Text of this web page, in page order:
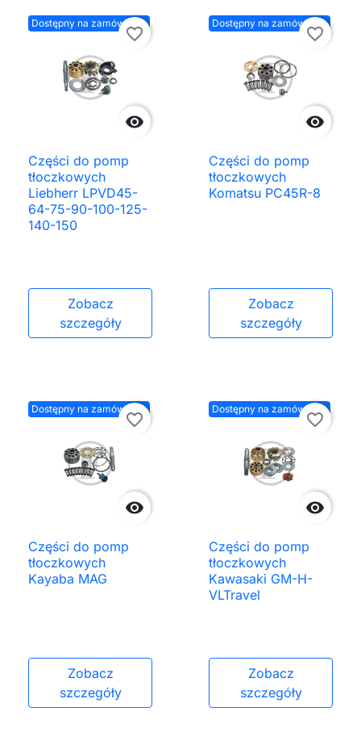
Dostępny na zamówienie

favorite_border
Części do pomp
tłoczkowych
Liebherr LPVD45-
64-75-90-100-125-
140-150
Zobacz
szczegóły
Dostępny na zamówienie

favorite_border
Części do pomp
tłoczkowych
Komatsu PC45R-8
Zobacz
szczegóły
Dostępny na zamówienie

favorite_border
Części do pomp
tłoczkowych
Kayaba MAG
Zobacz
szczegóły
Dostępny na zamówienie

favorite_border
Części do pomp
tłoczkowych
Kawasaki GM-H-
VLTravel
Zobacz
szczegóły